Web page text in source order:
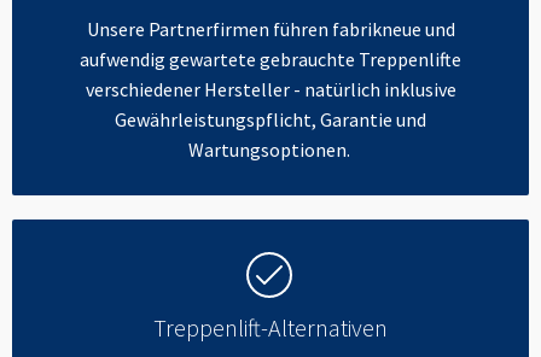
Unsere Partnerfirmen führen fabrikneue und
aufwendig gewartete gebrauchte Treppenlifte
verschiedener Hersteller - natürlich inklusive
Gewährleistungspflicht, Garantie und
Wartungsoptionen.
Treppenlift-Alternativen